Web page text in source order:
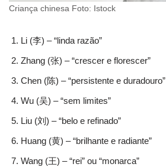
Criança chinesa Foto: Istock
Li (李) – “linda razão”
Zhang (张) – “crescer e florescer”
Chen (陈) – “persistente e duradouro”
Wu (吴) – “sem limites”
Liu (刘) – “belo e refinado”
Huang (黄) – “brilhante e radiante”
Wang (王) – “rei” ou “monarca”